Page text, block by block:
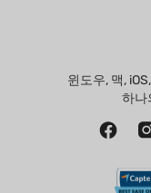
윈도우, 맥,
하나